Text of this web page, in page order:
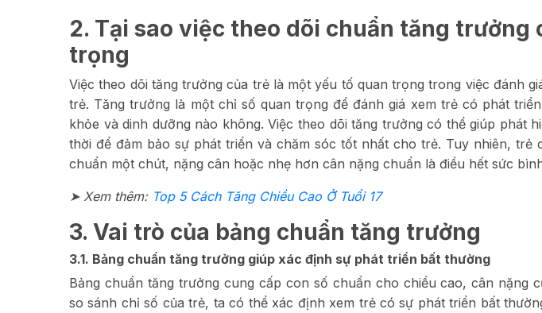
2. Tại sao việc theo dõi chuẩn tăng trưởng
trọng
Việc theo dõi tăng trưởng của trẻ là một yếu tố quan trọng trong việc đánh
trẻ. Tăng trưởng là một chỉ số quan trọng để đánh giá xem trẻ có phát
khỏe và dinh dưỡng nào không. Việc theo dõi tăng trưởng có thể giúp phát
thời để đảm bảo sự phát triển và chăm sóc tốt nhất cho trẻ. Tuy nhiên, trẻ
chuẩn một chút, nặng cân hoặc nhẹ hơn cân nặng chuẩn là điều hết sức
➤ Xem thêm: Top 5 Cách Tăng Chiều Cao Ở Tuổi 17
3. Vai trò của bảng chuẩn tăng trưởng
3.1. Bảng chuẩn tăng trưởng giúp xác định sự phát triển bất thường
Bảng chuẩn tăng trưởng cung cấp con số chuẩn cho chiều cao, cân nặng
so sánh chỉ số của trẻ, ta có thể xác định xem trẻ có sự phát triển bất